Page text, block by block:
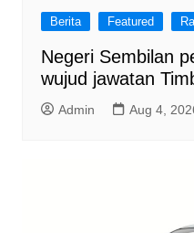
Berita Featured
Negeri Sembilan
wujud jawatan
Admin Aug 4,